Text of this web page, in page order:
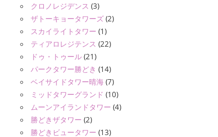
クロノレジデンス (3)
ザトーキョータワーズ (2)
スカイライトタワー (1)
ティアロレジテンス (22)
ドゥ・トゥール (21)
パークタワー勝どき (14)
ベイサイドタワー晴海 (7)
ミッドタワーグランド (10)
ムーンアイランドタワー (4)
勝どきザタワー (2)
勝どきビュータワー (13)